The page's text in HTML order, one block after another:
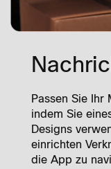
Passen Sie Ihr
indem Sie
Designs
einrichten
die App zu